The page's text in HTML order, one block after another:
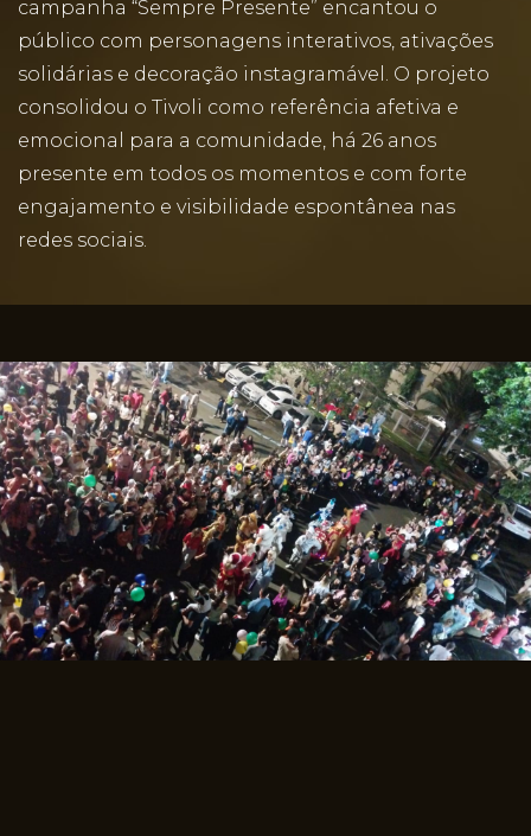
campanha “Sempre Presente” encantou o
público com personagens interativos, ativações
solidárias e decoração instagramável. O projeto
consolidou o Tivoli como referência afetiva e
emocional para a comunidade, há 26 anos
presente em todos os momentos e com forte
engajamento e visibilidade espontânea nas
redes sociais.